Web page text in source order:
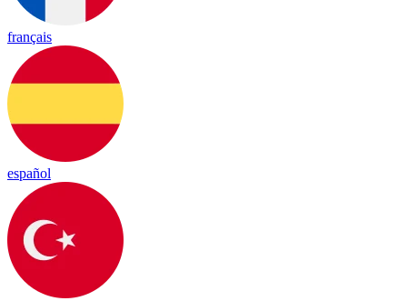
français
español